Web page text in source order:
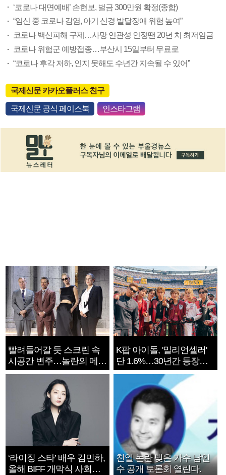
‘코로나 대면예배’ 손현보, 벌금 300만원 확정(종합)
“임신 중 코로나 감염, 아기 신경 발달장애 위험 높여”
코로나 백신피해 구제…사망 연관성 인정땐 20년 치 최저임금
코로나 위험군 예방접종…부산시 15일부터 무료로
“코로나 후각 저하, 인지 못해도 수년간 지속될 수 있어”
국제신문 카카오플러스 친구
국제신문 공식 페이스북 인스타그램
빨려들어갈 듯 스크린 속
시공간 변주…놀란의 메시
지는 ‘전쟁 속죄’
K팝 아이돌, '밀리언셀러'
단 1.6%…30년간 등장
1182개팀 전수조사
‘라이징 스타’ 배우 김민하,
올해 BIFF 개막식 사회자
친일 논란 빚은 가수 남인
수 공개 토론회 열린다.